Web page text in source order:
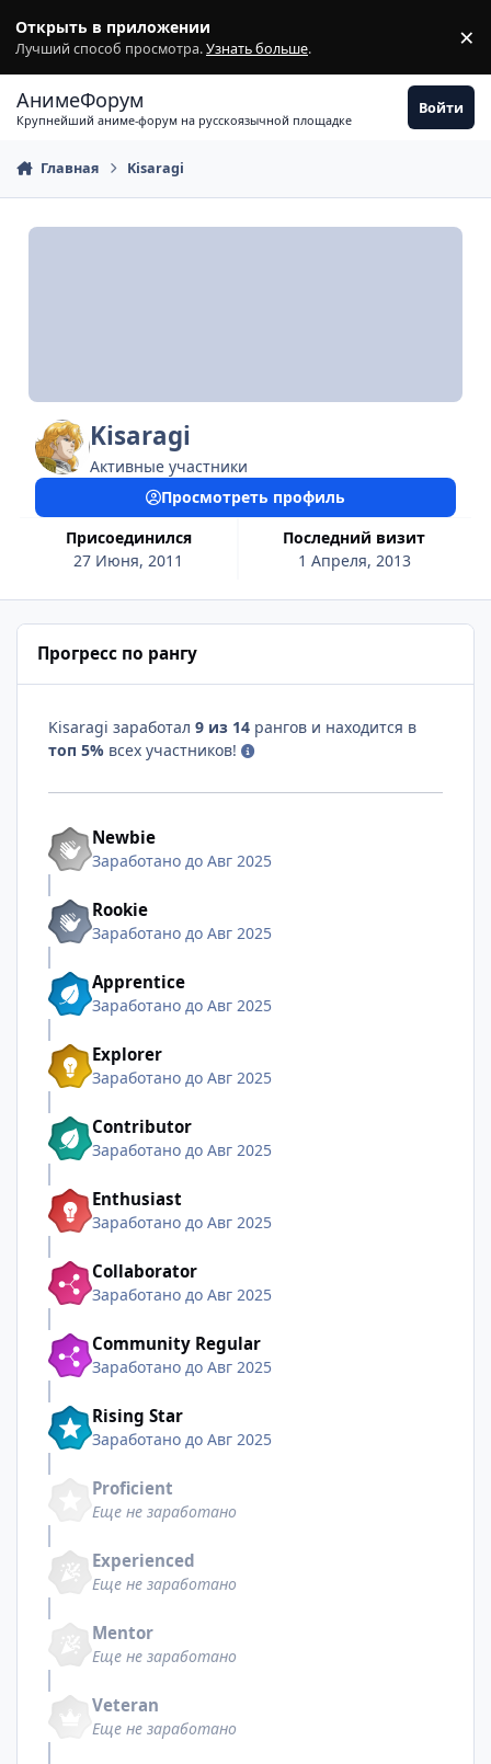
Открыть в приложении
Лучший способ просмотра.Узнать больше. ×
АнимеФорум
Крупнейший аниме-форум на русскоязычной площадке
Войти
Главная Kisaragi
Kisaragi
Активные участники
Присоединился
27 Июня, 2011
Последний визит
1 Апреля, 2013
Просмотреть профиль
Прогресс по рангу
Kisaragi заработал 9 из 14 рангов и находится в
топ 5% всех участников!
Newbie
Заработано до Авг 2025
Rookie
Заработано до Авг 2025
Apprentice
Заработано до Авг 2025
Explorer
Заработано до Авг 2025
Contributor
Заработано до Авг 2025
Enthusiast
Заработано до Авг 2025
Collaborator
Заработано до Авг 2025
Community Regular
Заработано до Авг 2025
Rising Star
Заработано до Авг 2025
Proficient
Еще не заработано
Experienced
Еще не заработано
Mentor
Еще не заработано
Veteran
Еще не заработано